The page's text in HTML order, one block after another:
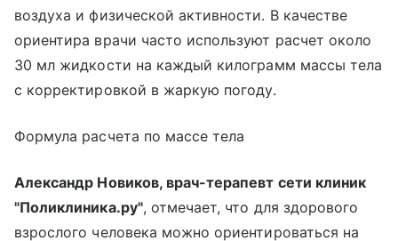
воздуха и физической активности. В качестве
ориентира врачи часто используют расчет около
30 мл жидкости на каждый килограмм массы тела
с корректировкой в жаркую погоду.
Формула расчета по массе тела
Александр Новиков, врач-терапевт сети клиник
"Поликлиника.ру", отмечает, что для здорового
взрослого человека можно ориентироваться на